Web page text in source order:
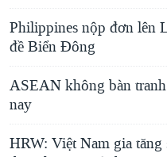
Philippines nộp đơn lên
đề Biển Ðông
ASEAN không bàn
nay
HRW: Việt Nam gia